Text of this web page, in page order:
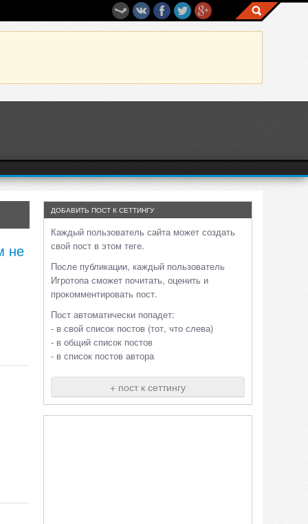
не
ДОБАВИТЬ ПОСТ К СЕТТИНГУ
Каждый пользователь сайта может создать
свой пост в этом теге.
После публикации, каждый пользователь
Игротопа сможет почитать, оценить и
прокомментировать пост.
Пост автоматически попадет:
- в свой список постов (тот, что слева)
- в общий список постов
- в список постов автора
+ пост к сеттингу